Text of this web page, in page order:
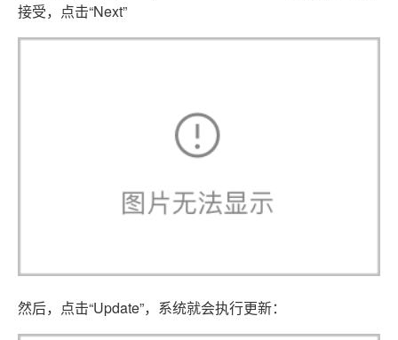
接受，点击“Next”
然后，点击“Update”，系统就会执行更新：